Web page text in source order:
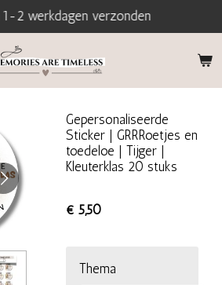
1-2 werkdagen verzonden
Gepersonaliseerde
Sticker | GRRRoetjes en
toedeloe | Tijger |
Kleuterklas 20 stuks
€ 5,50
Thema